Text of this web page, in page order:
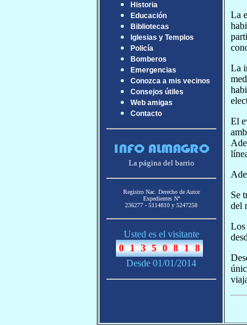
Historia
Educación
Bibliotecas
Iglesias y Templos
Policía
Bomberos
Emergencias
Conozca a mis vecinos
Consejos útiles
Web amigas
Contacto
La página del barrio
Registro Nac. Derecho de Autor
Expedientes Nª
236277 - 5114810 y 5247258
Usted es el visitante
Desde 01/01/2014
La
La
El
Se
del
Los